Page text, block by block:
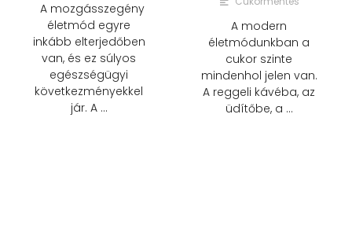
A mozgásszegény
életmód egyre
inkább elterjedőben
van, és ez súlyos
egészségügyi
következményekkel
jár. A …
A modern
életmódunkban a
cukor szinte
mindenhol jelen van.
A reggeli kávéba, az
üdítőbe, a …